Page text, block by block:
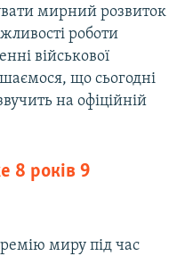
мирний розвиток
роботи
військової
що сьогодні
на офіційній
8 років 9
миру під час